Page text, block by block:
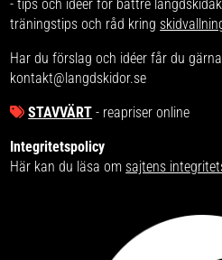
- tips och idéer för bättre
träningstips och råd kring
Har du förslag och idéer får du
kontakt@langdskidor.se
STAVVÄRT - reapriser online
Integritetspolicy
Här kan du läsa om sajtens